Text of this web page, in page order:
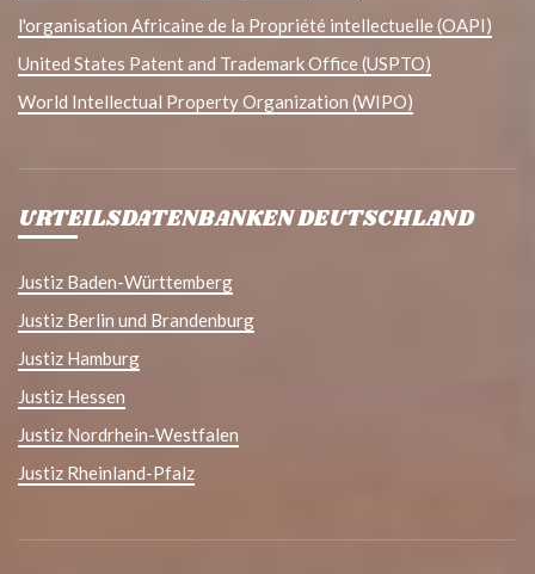
l'organisation Africaine de la Propriété intellectuelle (OAPI)
United States Patent and Trademark Office (USPTO)
World Intellectual Property Organization (WIPO)
URTEILSDATENBANKEN DEUTSCHLAND
Justiz Baden-Württemberg
Justiz Berlin und Brandenburg
Justiz Hamburg
Justiz Hessen
Justiz Nordrhein-Westfalen
Justiz Rheinland-Pfalz